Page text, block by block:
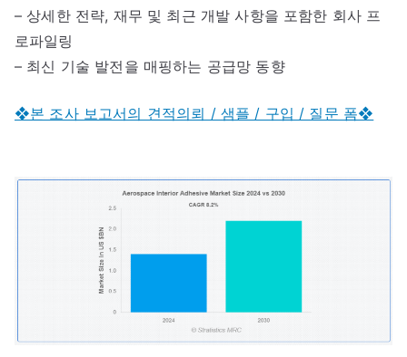
– 상세한 전략, 재무 및 최근 개발 사항을 포함한 회사 프
로파일링
– 최신 기술 발전을 매핑하는 공급망 동향
❖본 조사 보고서의 견적의뢰 / 샘플 / 구입 / 질문 폼❖